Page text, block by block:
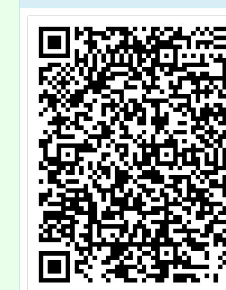
新鮮人-小一新生
問卷回饋」海報
各1份，惠請貴
機關(學校)運用
多元管道加強宣
導，請查照。
歡迎
師、
同